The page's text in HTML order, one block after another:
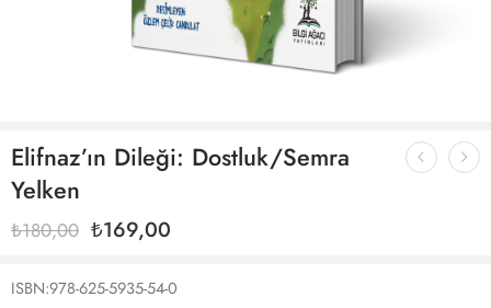
Elifnaz’ın Dileği: Dostluk/Semra
Yelken
₺180,00 ₺169,00
ISBN:978-625-5935-54-0